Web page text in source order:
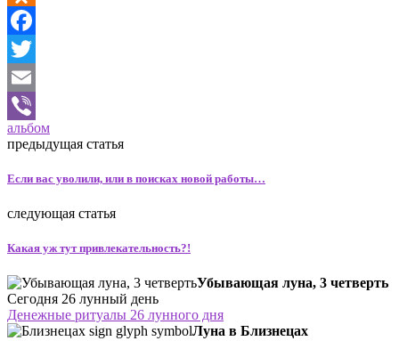
Odnoklassniki
Facebook
Twitter
Email
Viber
альбом
предыдущая статья
Если вас уволили, или в поисках новой работы…
следующая статья
Какая уж тут привлекательность?!
Убывающая луна, 3 четверть
Сегодня 26 лунный день
Денежные ритуалы 26 лунного дня
Луна в Близнецах